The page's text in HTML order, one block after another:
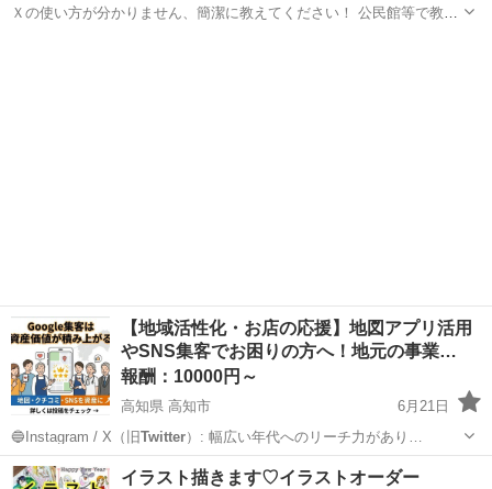
Ｘの使い方が分かりません、簡潔に教えてください！ 公民館等で教え
【地域活性化・お店の応援】地図アプリ活用
やSNS集客でお困りの方へ！地元の事業…
報酬：10000円～
高知県 高知市
6月21日
🔵Instagram / X（旧Twitter）: 幅広い年代へのリーチ力があり…
高知 高知市 手伝って/助けて 店舗
イラスト描きます♡イラストオーダー